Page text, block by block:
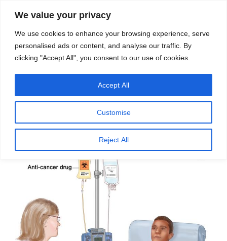
We value your privacy
We use cookies to enhance your browsing experience, serve
personalised ads or content, and analyse our traffic. By
clicking "Accept All", you consent to our use of cookies.
Customise
Reject All
Accept All
स्रोत
मेनू
प्रकाशित
कीमोथेरपी – कैंसर का उपचार या सज़ा – ऋषि
राज राय